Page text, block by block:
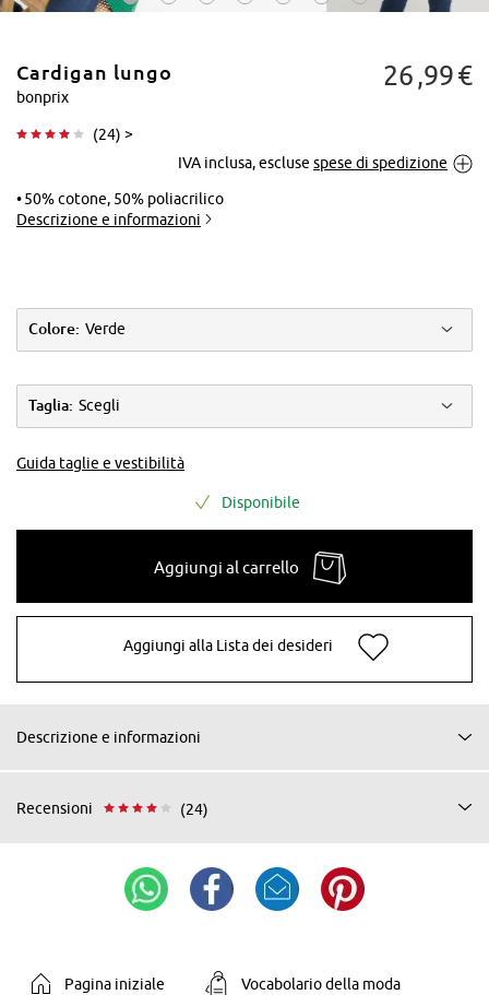
Tocca per
Cardigan lungo
bonprix
(24) >
26 99€
IVA inclusa, escluse spese di spedizione
50% cotone, 50% poliacrilico
Descrizione e informazioni
Colore: Verde
Taglia: Scegli
Guida taglie e vestibilità
Disponibile
Aggiungi al carrello
Aggiungi alla Lista dei desideri
Descrizione e informazioni
Recensioni (24)
Pagina iniziale Vocabolario della moda